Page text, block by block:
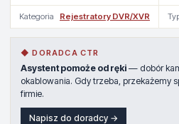
Kategoria Rejestratory DVR/XVR
◆ DORADCA CTR
Asystent pomoże od ręki — dobór
okablowania. Gdy trzeba, przekażemy
firmie.
Napisz do doradcy →